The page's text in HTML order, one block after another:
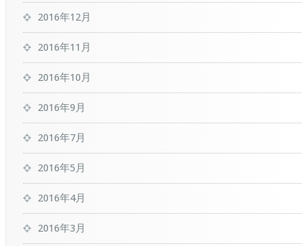
2016年12月
2016年11月
2016年10月
2016年9月
2016年7月
2016年5月
2016年4月
2016年3月